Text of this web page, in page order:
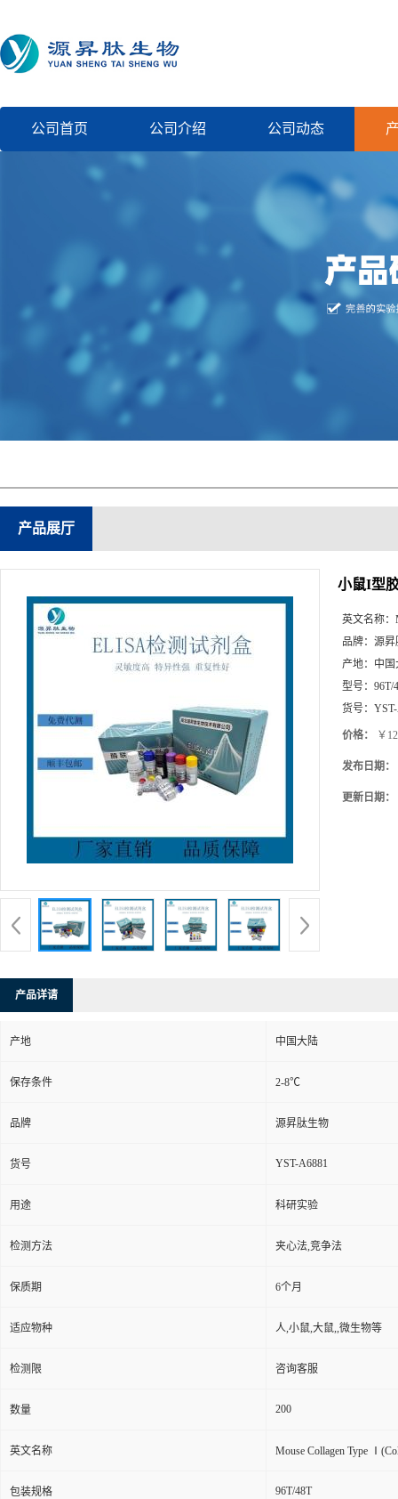
公司首页 公司介绍 公司动态
产品展厅
小鼠I型
英文名称：
品牌： 源昇
产地： 中国
型号： 96T/
货号：
价格： ￥
发布日期：
更新日期：
产品详请
产地 中国大陆
保存条件 2-8℃
品牌 源昇肽生物
货号 YST-A6881
用途 科研实验
检测方法 夹心法,竞争法
保质期 6个月
适应物种 人,小鼠,大鼠,,微生物等
检测限 咨询客服
数量 200
英文名称 Mouse Collagen Type
包装规格 96T/48T